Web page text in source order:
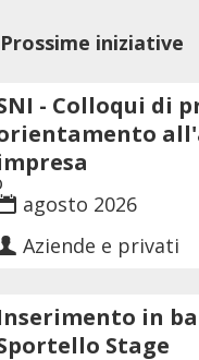
Prossime iniziative
- Colloqui di
agosto 2026
Aziende e privati
in
Stage